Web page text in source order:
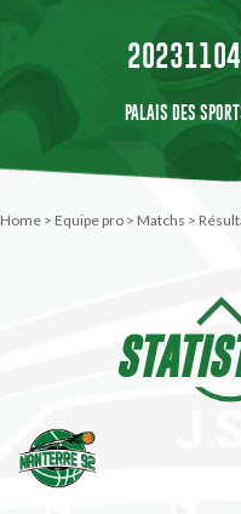
PALAIS DES
Home> Equipe pro> Matchs >